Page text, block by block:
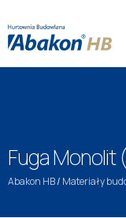
Fuga Monolit
Abakon HB/ Materiały